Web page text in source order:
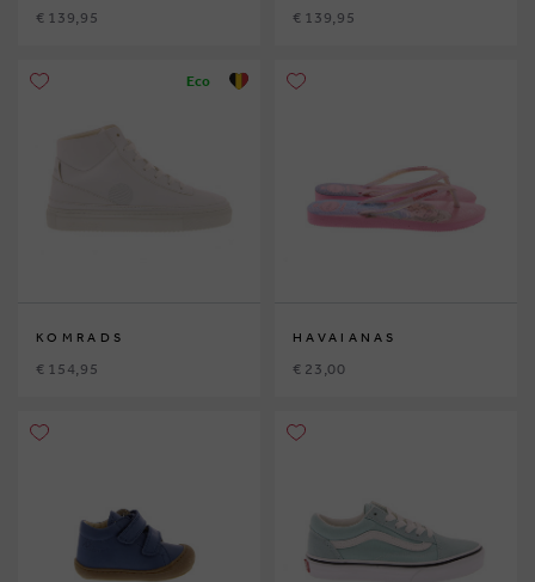
€ 139,95 € 139,95
Eco
KOMRADS
€ 154,95
HAVAIANAS
€ 23,00